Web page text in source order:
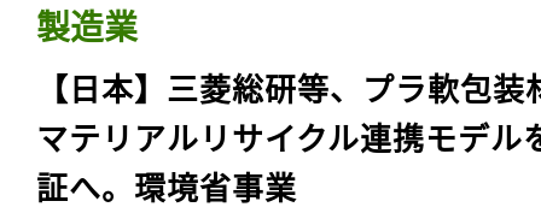
製造業
【日本】三菱総研等、プラ軟包装
マテリアルリサイクル連携モデル
証へ。環境省事業